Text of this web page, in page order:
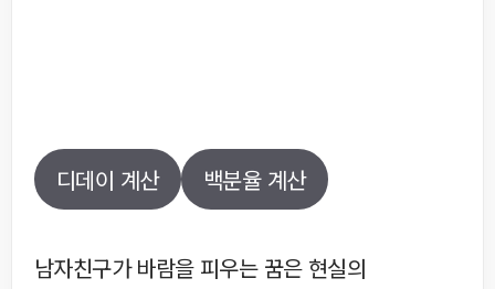
디데이 계산 백분율 계산
남자친구가 바람을 피우는 꿈은 현실의